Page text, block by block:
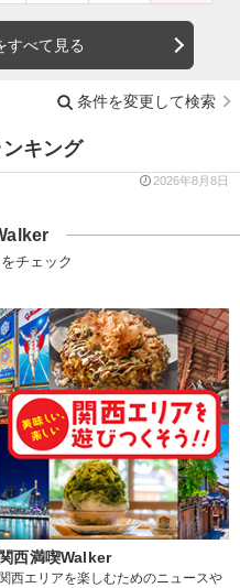
すべて見る
条件を変更して検索
キング
2026年8月8日
チェック
関西満喫Walker
西エリアを楽しむためのニュースや